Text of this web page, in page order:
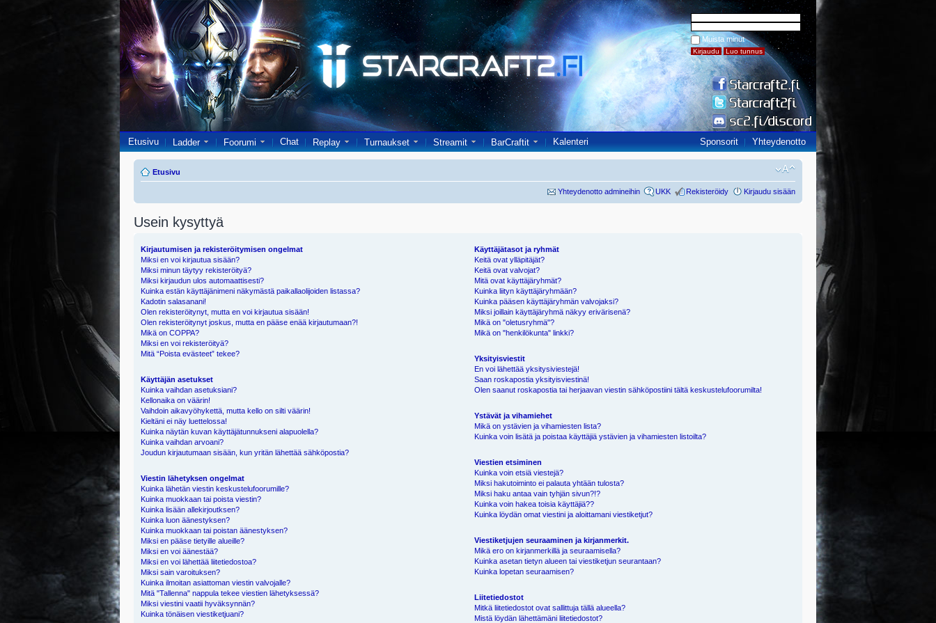
Muista minut
Etusivu Ladder Foorumi Chat Replay Turnaukset Streamit BarCraftit Kalenteri Sponsorit Yhteydenotto
Etusivu
Yhteydenotto admineihin UKK Rekisteröidy Kirjaudu sisään
Usein kysyttyä
Kirjautumisen ja rekisteröitymisen ongelmat
Miksi en voi kirjautua sisään?
Miksi minun täytyy rekisteröityä?
Miksi kirjaudun ulos automaattisesti?
Kuinka estän käyttäjänimeni näkymästä paikallaolijoiden listassa?
Kadotin salasanani!
Olen rekisteröitynyt, mutta en voi kirjautua sisään!
Olen rekisteröitynyt joskus, mutta en pääse enää kirjautumaan?!
Mikä on COPPA?
Miksi en voi rekisteröityä?
Mitä “Poista evästeet” tekee?
Käyttäjän asetukset
Kuinka vaihdan asetuksiani?
Kellonaika on väärin!
Vaihdoin aikavyöhykettä, mutta kello on silti väärin!
Kieltäni ei näy luettelossa!
Kuinka näytän kuvan käyttäjätunnukseni alapuolella?
Kuinka vaihdan arvoani?
Joudun kirjautumaan sisään, kun yritän lähettää sähköpostia?
Viestin lähetyksen ongelmat
Kuinka lähetän viestin keskustelufoorumille?
Kuinka muokkaan tai poista viestin?
Kuinka lisään allekirjoutksen?
Kuinka luon äänestyksen?
Kuinka muokkaan tai poistan äänestyksen?
Miksi en pääse tietyille alueille?
Miksi en voi äänestää?
Miksi en voi lähettää liitetiedostoa?
Miksi sain varoituksen?
Kuinka ilmoitan asiattoman viestin valvojalle?
Mitä "Tallenna" nappula tekee viestien lähetyksessä?
Miksi viestini vaatii hyväksynnän?
Kuinka tönäisen viestiketjuani?
Käyttäjätasot ja ryhmät
Keitä ovat ylläpitäjät?
Keitä ovat valvojat?
Mitä ovat käyttäjäryhmät?
Kuinka liityn käyttäjäryhmään?
Kuinka pääsen käyttäjäryhmän valvojaksi?
Miksi joillain käyttäjäryhmä näkyy erivärisenä?
Mikä on "oletusryhmä"?
Mikä on "henkilökunta" linkki?
Yksityisviestit
En voi lähettää yksitysiviestejä!
Saan roskapostia yksityisviestinä!
Olen saanut roskapostia tai herjaavan viestin sähköpostiini tältä keskustelufoorumilta!
Ystävät ja vihamiehet
Mikä on ystävien ja vihamiesten lista?
Kuinka voin lisätä ja poistaa käyttäjiä ystävien ja vihamiesten listoilta?
Viestien etsiminen
Kuinka voin etsiä viestejä?
Miksi hakutoiminto ei palauta yhtään tulosta?
Miksi haku antaa vain tyhjän sivun?!?
Kuinka voin hakea toisia käyttäjiä??
Kuinka löydän omat viestini ja aloittamani viestiketjut?
Viestiketjujen seuraaminen ja kirjanmerkit.
Mikä ero on kirjanmerkillä ja seuraamisella?
Kuinka asetan tietyn alueen tai viestiketjun seurantaan?
Kuinka lopetan seuraamisen?
Liitetiedostot
Mitkä liitetiedostot ovat sallittuja tällä alueella?
Mistä löydän lähettämäni liitetiedostot?